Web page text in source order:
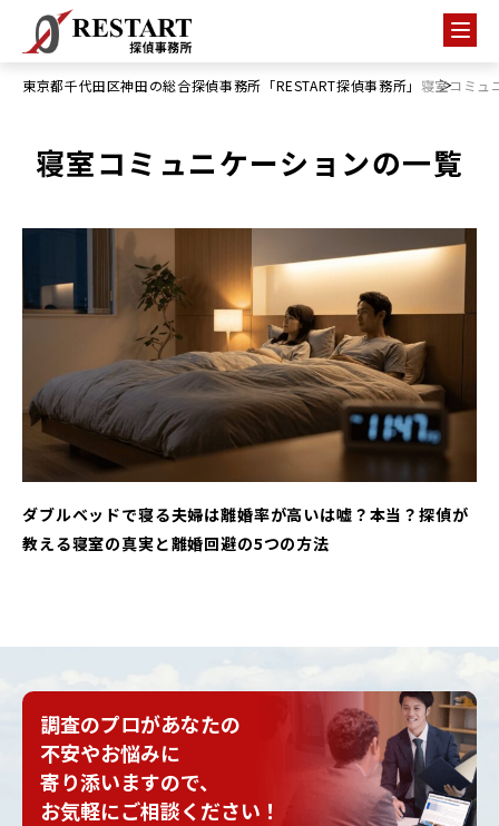
東京都千代田区神田の総合探偵事務所「RESTART探偵事務所」 寝室コミュ
寝室コミュニケーションの一覧
ダブルベッドで寝る夫婦は離婚率が高いは嘘？本当？探偵が
教える寝室の真実と離婚回避の5つの方法
調査のプロがあなたの
不安やお悩みに
寄り添いますので、
お気軽にご相談ください！